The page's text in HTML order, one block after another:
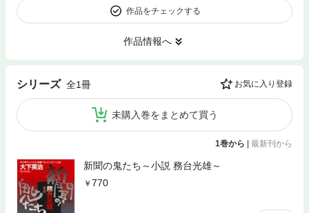
作品をチェックする
作品情報へ
シリーズ 全1冊 お気に入り登録
未購入巻をまとめて買う
1巻から | 最新刊から
新聞の鬼たち～小説 務台光雄～
770